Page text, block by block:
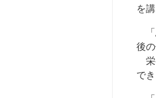
を
「
後
栄
で